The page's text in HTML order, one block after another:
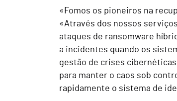
«Fomos os pioneiros na
«Através dos nossos
ataques de ransomware
a incidentes quando os
gestão de crises
para manter o caos sob
rapidamente o sistema de